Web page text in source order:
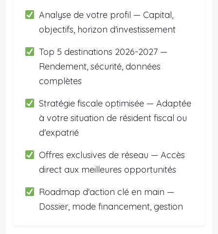
Analyse de votre profil — Capital,
objectifs, horizon d'investissement
Top 5 destinations 2026-2027 —
Rendement, sécurité, données
complètes
Stratégie fiscale optimisée — Adaptée
à votre situation de résident fiscal ou
d'expatrié
Offres exclusives de réseau — Accès
direct aux meilleures opportunités
Roadmap d'action clé en main —
Dossier, mode financement, gestion